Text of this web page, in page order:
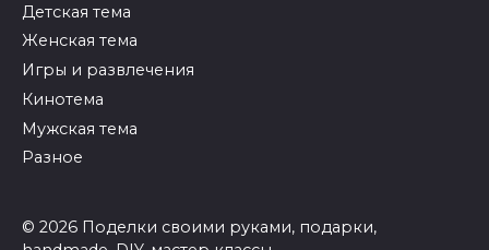
Детская тема
Женская тема
Игры и развлечения
Кинотема
Мужская тема
Разное
© 2026 Поделки своими руками, подарки,